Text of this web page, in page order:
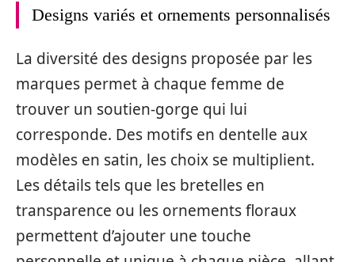
Designs variés et ornements personnalisés
La diversité des designs proposée par les
marques permet à chaque femme de
trouver un soutien-gorge qui lui
corresponde. Des motifs en dentelle aux
modèles en satin, les choix se multiplient.
Les détails tels que les bretelles en
transparence ou les ornements floraux
permettent d’ajouter une touche